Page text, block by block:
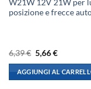
W21W 12V 21W per
posizione e frecce
6,39€ Il
prezzo
originale
era:
6,39 €.
5,66€Il
attuale
è:
5,66 €.
AGGIUNGI AL